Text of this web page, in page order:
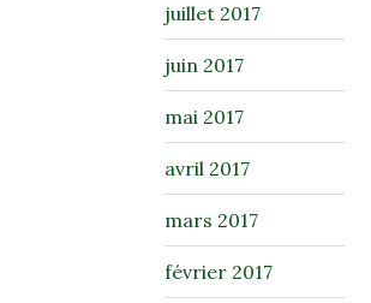
juillet 2017
juin 2017
mai 2017
avril 2017
mars 2017
février 2017